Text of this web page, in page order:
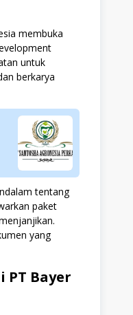
membuka
untuk
berkarya
tentang
paket
yang
Bayer